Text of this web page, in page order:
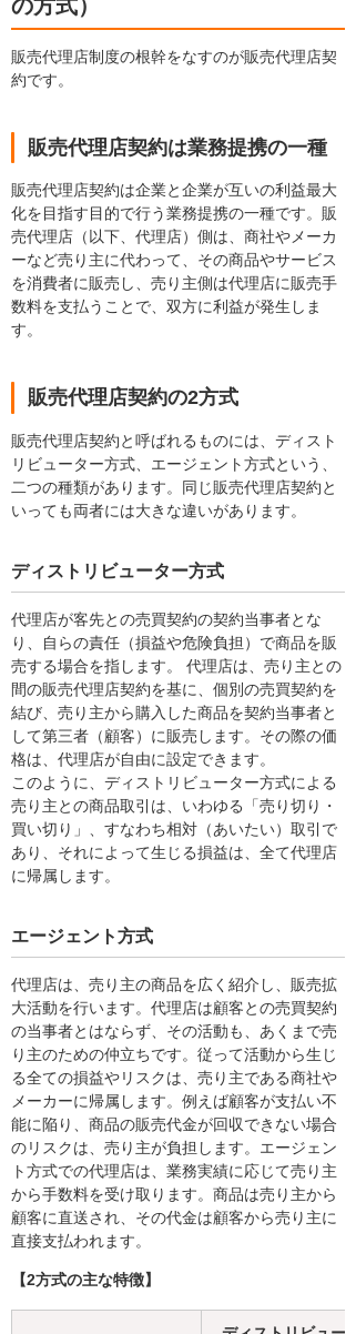
の方式）
販売代理店制度の根幹をなすのが販売代理店契
約です。
販売代理店契約は業務提携の一種
販売代理店契約は企業と企業が互いの利益最大
化を目指す目的で行う業務提携の一種です。販
売代理店（以下、代理店）側は、商社やメーカ
ーなど売り主に代わって、その商品やサービス
を消費者に販売し、売り主側は代理店に販売手
数料を支払うことで、双方に利益が発生しま
す。
販売代理店契約の2方式
販売代理店契約と呼ばれるものには、ディスト
リビューター方式、エージェント方式という、
二つの種類があります。同じ販売代理店契約と
いっても両者には大きな違いがあります。
ディストリビューター方式
代理店が客先との売買契約の契約当事者とな
り、自らの責任（損益や危険負担）で商品を販
売する場合を指します。 代理店は、売り主との
間の販売代理店契約を基に、個別の売買契約を
結び、売り主から購入した商品を契約当事者と
して第三者（顧客）に販売します。その際の価
格は、代理店が自由に設定できます。
このように、ディストリビューター方式による
売り主との商品取引は、いわゆる「売り切り・
買い切り」、すなわち相対（あいたい）取引で
あり、それによって生じる損益は、全て代理店
に帰属します。
エージェント方式
代理店は、売り主の商品を広く紹介し、販売拡
大活動を行います。代理店は顧客との売買契約
の当事者とはならず、その活動も、あくまで売
り主のための仲立ちです。従って活動から生じ
る全ての損益やリスクは、売り主である商社や
メーカーに帰属します。例えば顧客が支払い不
能に陥り、商品の販売代金が回収できない場合
のリスクは、売り主が負担します。エージェン
ト方式での代理店は、業務実績に応じて売り主
から手数料を受け取ります。商品は売り主から
顧客に直送され、その代金は顧客から売り主に
直接支払われます。
【2方式の主な特徴】